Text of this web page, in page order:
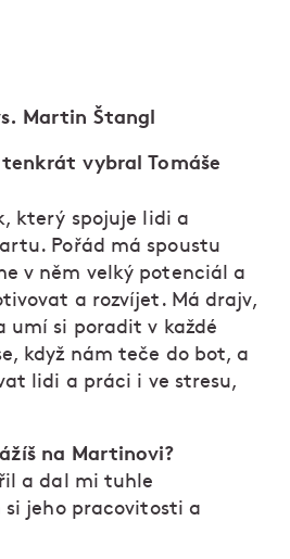
Martin Štangl
vybral Tomáše
který spojuje lidi a
Pořád má spoustu
v něm velký potenciál a
a rozvíjet. Má drajv,
umí si poradit v každé
když nám teče do bot, a
lidi a práci i ve stresu,
na Martinovi?
a dal mi tuhle
jeho pracovitosti a